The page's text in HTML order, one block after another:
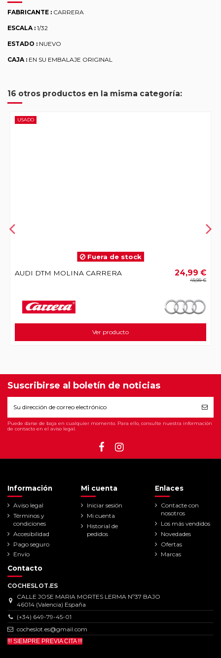
FABRICANTE : CARRERA
ESCALA : 1/32
ESTADO : NUEVO
CAJA : EN SU EMBALAJE ORIGINAL
16 otros productos en la misma categoría:
USADO
Fuera de stock
AUDI DTM MOLINA CARRERA 24,99 €
49,99 €
Ver producto
Suscribirse al boletín de noticias
Puede darse de baja en cualquier momento. Para ello, consulte nuestra información
de contacto en el aviso legal.
Información
Aviso legal
Términos y
condiciones
Accesibilidad
Pago seguro
Envío
Mi cuenta
Iniciar sesión
Mi cuenta
Historial de
pedidos
Enlaces
Contacte con
nosotros
Los más vendidos
Novedades
Ofertas
Marcas
Contacto
COCHESLOT.ES
CALLE JOSE MARIA MORTES LERMA Nº37 BAJO
46014 (Valencia) España
(+34) 649-79-45-01
cocheslot.es@gmail.com
!!! SIEMPRE PREVIA CITA !!!